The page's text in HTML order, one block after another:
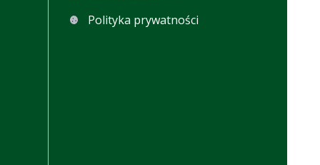
Polityka prywatności